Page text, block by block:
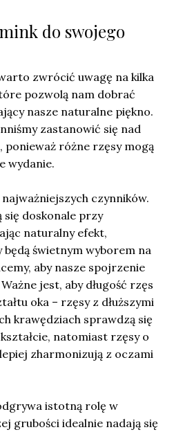
do swojego
zwrócić uwagę na kilka
pozwolą nam dobrać
nasze naturalne piękno.
zastanowić się nad
ponieważ różne rzęsy mogą
wydanie.
czynników.
doskonale przy
naturalny efekt,
będą świetnym wyborem na
aby nasze spojrzenie
jest, aby długość rzęs
oka – rzęsy z dłuższymi
krawędziach sprawdzą się
natomiast rzęsy o
zharmonizują z oczami
istotną rolę w
grubości idealnie nadają się